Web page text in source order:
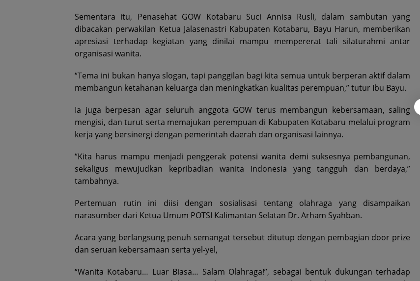
Sementara itu, Penasehat GOW Kotabaru Suci Annisa Rusli, dalam sambutan yang
dibacakan perwakilan Ketua Jalasenastri Kabupaten Kotabaru, Bayu Harun, memberikan
apresiasi terhadap kegiatan yang dinilai mampu mempererat tali silaturahmi antar
organisasi wanita.
“Tema ini bukan hanya slogan, tapi panggilan bagi kita semua untuk berperan aktif dalam
membangun ketahanan keluarga dan meningkatkan kualitas perempuan,” tutur Ibu Bayu.
Ia juga berpesan agar seluruh anggota GOW terus membangun kebersamaan, saling
mengisi, dan turut serta memajukan perempuan di Kabupaten Kotabaru melalui program
kerja yang bersinergi dengan pemerintah daerah dan organisasi lainnya.
“Kita harus mampu menjadi penggerak potensi wanita demi suksesnya pembangunan,
sekaligus mewujudkan kepribadian wanita Indonesia yang tangguh dan berdaya,”
tambahnya.
Pertemuan rutin ini diisi dengan sosialisasi tentang olahraga yang disampaikan
narasumber dari Ketua Umum POTSI Kalimantan Selatan Dr. Arham Syahban.
Acara yang berlangsung penuh semangat tersebut ditutup dengan pembagian door prize
dan seruan kebersamaan serta yel-yel,
“Wanita Kotabaru… Luar Biasa… Salam Olahraga!”, sebagai bentuk dukungan terhadap